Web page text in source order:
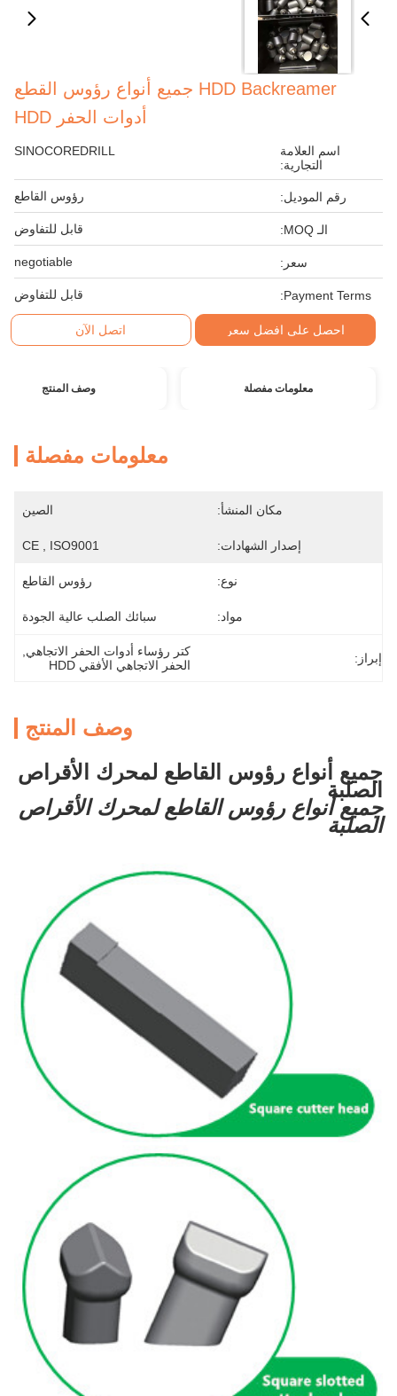
HDD Backreamer جميع أنواع رؤوس القطع
أدوات الحفر HDD
اسم العلامة
التجارية:
SINOCOREDRILL
رقم الموديل: رؤوس القاطع
الـ MOQ: قابل للتفاوض
سعر: negotiable
Payment Terms: قابل للتفاوض
احصل على افضل سعر اتصل الآن
معلومات مفصلة وصف المنتج
معلومات مفصلة
مكان المنشأ: الصين
إصدار الشهادات: CE , ISO9001
نوع: رؤوس القاطع
مواد: سبائك الصلب عالية الجودة
إبراز: كتر رؤساء أدوات الحفر الاتجاهي
الحفر الاتجاهي الأفقي HDD
وصف المنتج
جميع أنواع رؤوس القاطع لمحرك الأقراص
الصلبة
جميع أنواع رؤوس القاطع لمحرك الأقراص
الصلبة